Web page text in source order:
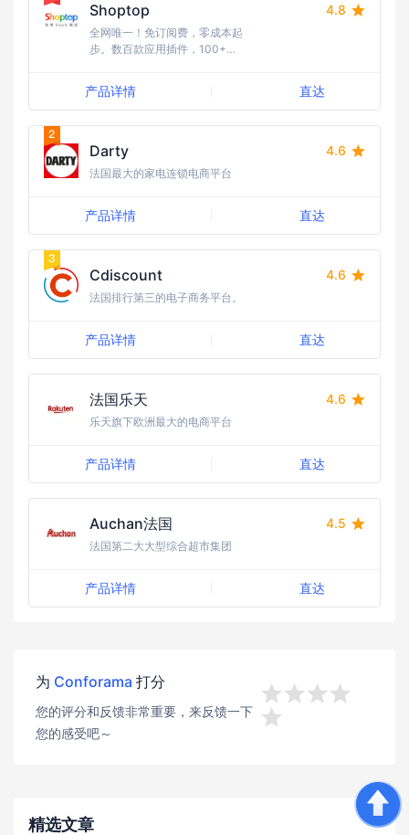
Shoptop 4.8
全网唯一！免订阅费，零成本起
步。数百款应用插件，100+行
首选。15年海外全媒体广告经
验，流量资源丰富，引流成本
低；随时随地需求响应，国内卖
产品详情 直达
Darty 4.6
法国最大的家电连锁电商平台
产品详情 直达
Cdiscount 4.6
法国排行第三的电子商务平台。
产品详情 直达
法国乐天 4.6
乐天旗下欧洲最大的电商平台
产品详情 直达
Auchan法国 4.5
法国第二大大型综合超市集团
产品详情 直达
为 Conforama 打分
您的评分和反馈非常重要，来反馈一下
您的感受吧～


精选文章